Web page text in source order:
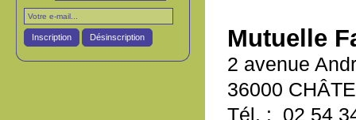
Inscription Désinscription Mutuelle
2 avenue
36000
Tél. : 02 54